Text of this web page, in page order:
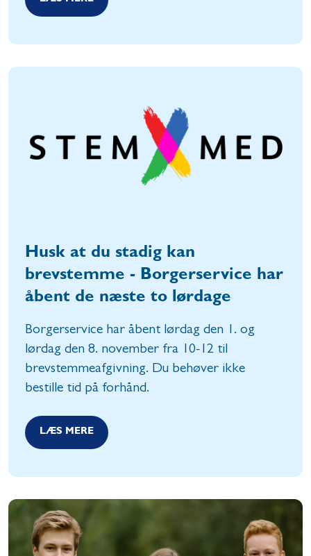
Husk at du stadig kan
brevstemme - Borgerservice har
åbent de næste to lørdage
Borgerservice har åbent lørdag den 1. og
lørdag den 8. november fra 10-12 til
brevstemmeafgivning. Du behøver ikke
bestille tid på forhånd.
LÆS MERE